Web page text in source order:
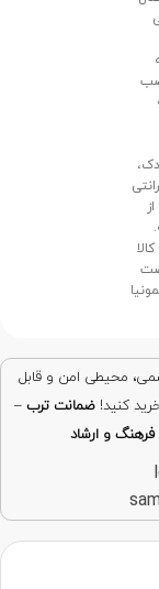
گارانتی
۳ مجوز قانونی و رسمی، محیطی امن و قابل
کنید! ضمانت ترب –
و ارشاد